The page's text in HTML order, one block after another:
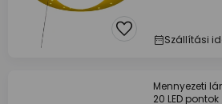
Szállítási
Mennyezeti
20 LED pontok